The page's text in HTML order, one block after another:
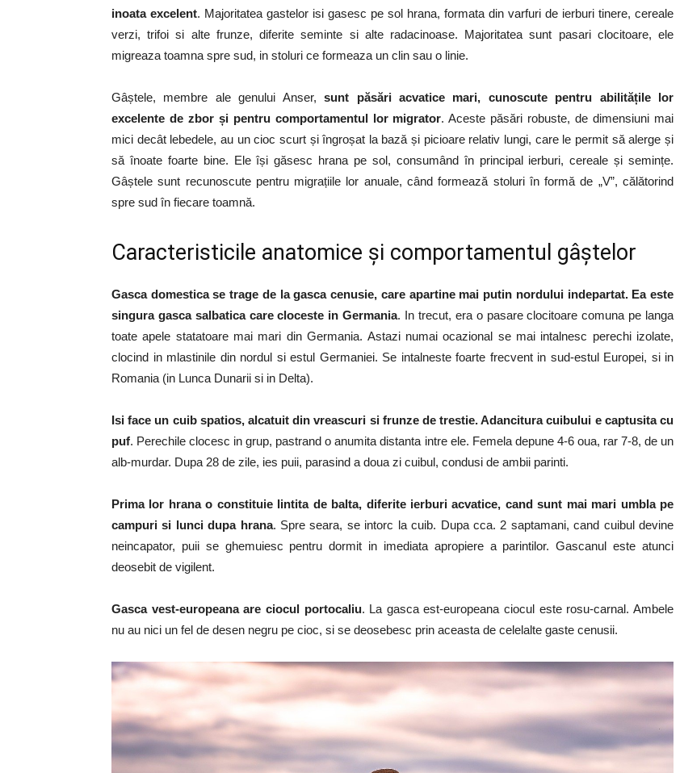
inoata excelent. Majoritatea gastelor isi gasesc pe sol hrana, formata din varfuri de ierburi tinere, cereale
verzi, trifoi si alte frunze, diferite seminte si alte radacinoase. Majoritatea sunt pasari clocitoare, ele
migreaza toamna spre sud, in stoluri ce formeaza un clin sau o linie.
Gâștele, membre ale genului Anser,sunt păsări acvatice mari, cunoscute pentru abilitățile lor
excelente de zbor și pentru comportamentul lor migrator. Aceste păsări robuste, de dimensiuni mai
mici decât lebedele, au un cioc scurt și îngroșat la bază și picioare relativ lungi, care le permit să alerge și
să înoate foarte bine. Ele își găsesc hrana pe sol, consumând în principal ierburi, cereale și semințe.
Gâștele sunt recunoscute pentru migrațiile lor anuale, când formează stoluri în formă de „V”, călătorind
spre sud în fiecare toamnă.
Caracteristicile anatomice și comportamentul gâștelor
Gasca domestica se trage de la gasca cenusie, care apartine mai putin nordului indepartat. Ea este
singura gasca salbatica care cloceste in Germania. In trecut, era o pasare clocitoare comuna pe langa
toate apele statatoare mai mari din Germania. Astazi numai ocazional se mai intalnesc perechi izolate,
clocind in mlastinile din nordul si estul Germaniei. Se intalneste foarte frecvent in sud-estul Europei, si in
Romania (in Lunca Dunarii si in Delta).
Isi face un cuib spatios, alcatuit din vreascuri si frunze de trestie. Adancitura cuibului e captusita cu
puf. Perechile clocesc in grup, pastrand o anumita distanta intre ele. Femela depune 4-6 oua, rar 7-8, de un
alb-murdar. Dupa 28 de zile, ies puii, parasind a doua zi cuibul, condusi de ambii parinti.
Prima lor hrana o constituie lintita de balta, diferite ierburi acvatice, cand sunt mai mari umbla pe
campuri si lunci dupa hrana. Spre seara, se intorc la cuib. Dupa cca. 2 saptamani, cand cuibul devine
neincapator, puii se ghemuiesc pentru dormit in imediata apropiere a parintilor. Gascanul este atunci
deosebit de vigilent.
Gasca vest-europeana are ciocul portocaliu. La gasca est-europeana ciocul este rosu-carnal. Ambele
nu au nici un fel de desen negru pe cioc, si se deosebesc prin aceasta de celelalte gaste cenusii.